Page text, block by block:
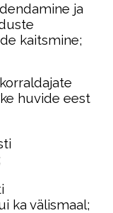
ja
kaitsmine;
huvide eest
ka välismaal;